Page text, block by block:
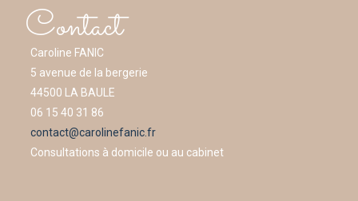
Contact
Caroline FANIC
5 avenue de la bergerie
44500 LA BAULE
06 15 40 31 86
contact@carolinefanic.fr
Consultations à domicile ou au cabinet